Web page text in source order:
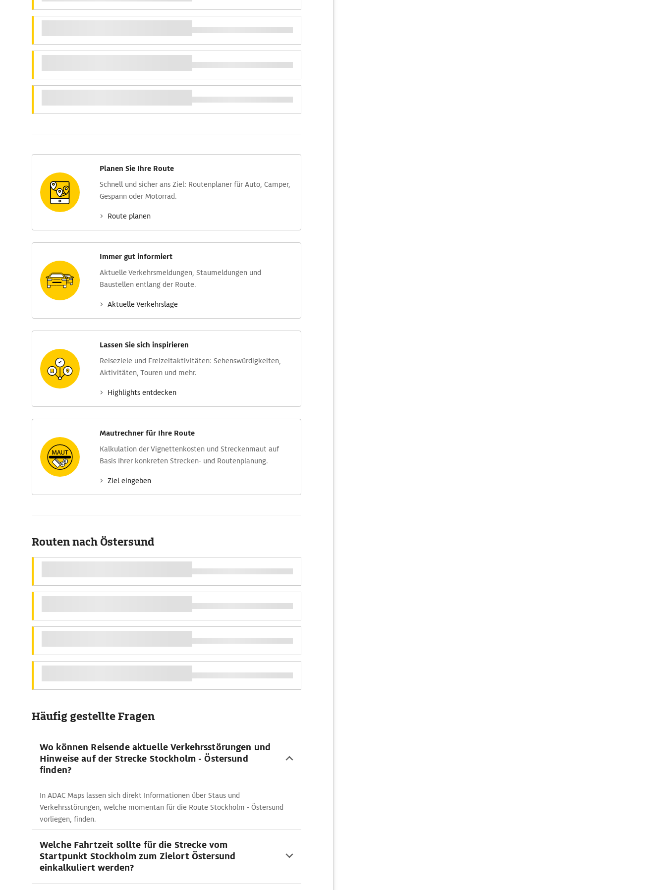
Planen Sie Ihre Route
Schnell und sicher ans Ziel: Routen­planer für Auto, Camper,
Gespann oder Motorrad.
Route planen
Immer gut informiert
Aktuelle Verkehrs­meldungen, Stau­meldungen und
Baustellen entlang der Route.
Aktuelle Verkehrs­lage
Lassen Sie sich inspirieren
Reise­ziele und Freizeit­aktivitäten: Sehens­würdig­keiten,
Aktivitäten, Touren und mehr.
Highlights entdecken
Mautrechner für Ihre Route
Kalkulation der Vignettenkosten und Streckenmaut auf
Basis Ihrer konkreten Strecken- und Routenplanung.
Ziel eingeben
Routen nach Östersund
Häufig gestellte Fragen
Wo können Reisende aktuelle Verkehrsstörungen und
Hinweise auf der Strecke Stockholm - Östersund
finden?
In ADAC Maps lassen sich direkt Informationen über Staus und
Verkehrsstörungen, welche momentan für die Route Stockholm - Östersund
vorliegen, finden.
Welche Fahrtzeit sollte für die Strecke vom
Startpunkt Stockholm zum Zielort Östersund
einkalkuliert werden?